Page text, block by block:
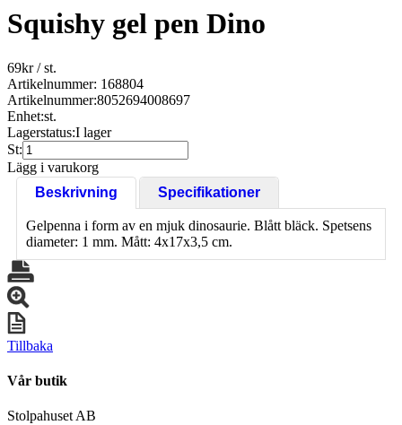
Squishy gel pen Dino
69kr/ st.
Artikelnummer: 168804
Artikelnummer:8052694008697
Enhet:st.
Lagerstatus:I lager
St:
Lägg i varukorg
Beskrivning
Specifikationer
Gelpenna i form av en mjuk dinosaurie. Blått bläck. Spetsens
diameter: 1 mm. Mått: 4x17x3,5 cm.
Tillbaka
Vår butik
Stolpahuset AB